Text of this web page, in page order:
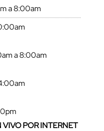
a 8:00am
a 8:00am
POR INTERNET